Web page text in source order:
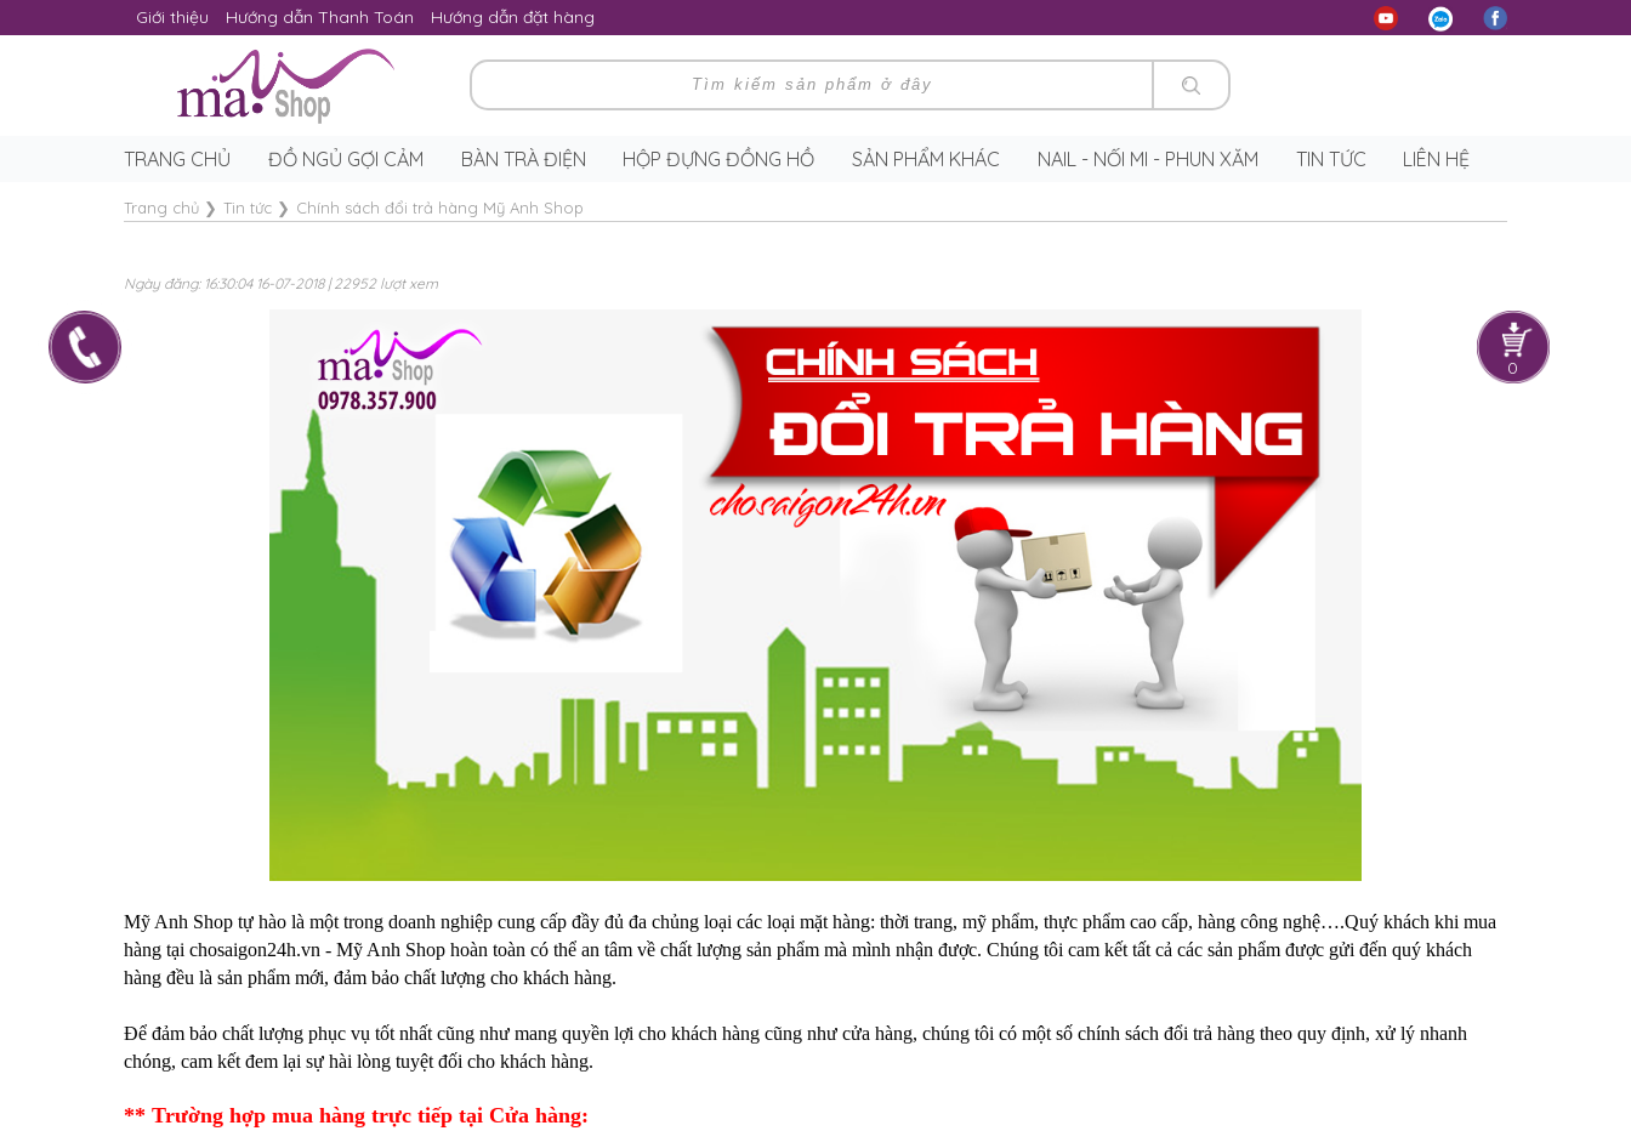
Giới thiệu Hướng dẫn Thanh Toán Hướng dẫn đặt hàng
0
TRANG CHỦ ĐỒ NGỦ GỢI CẢM BÀN TRÀ ĐIỆN HỘP ĐỰNG ĐỒNG HỒ SẢN PHẨM KHÁC NAIL - NỐI MI - PHUN XĂM TIN TỨC LIÊN HỆ
Trang chủ ❯ Tin tức ❯ Chính sách đổi trả hàng Mỹ Anh Shop
Ngày đăng: 16:30:04 16-07-2018 | 22952 lượt xem
Mỹ Anh Shop tự hào là một trong doanh nghiệp cung cấp đầy đủ đa chủng loại các loại mặt hàng: thời trang, mỹ phẩm, thực phẩm cao cấp, hàng công nghệ….Quý khách khi mua
hàng tại chosaigon24h.vn - Mỹ Anh Shop hoàn toàn có thể an tâm về chất lượng sản phẩm mà mình nhận được. Chúng tôi cam kết tất cả các sản phẩm được gửi đến quý khách
hàng đều là sản phẩm mới, đảm bảo chất lượng cho khách hàng.
Để đảm bảo chất lượng phục vụ tốt nhất cũng như mang quyền lợi cho khách hàng cũng như cửa hàng, chúng tôi có một số chính sách đổi trả hàng theo quy định, xử lý nhanh
chóng, cam kết đem lại sự hài lòng tuyệt đối cho khách hàng.
** Trường hợp mua hàng trực tiếp tại Cửa hàng: